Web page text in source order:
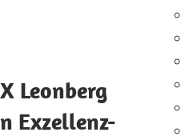
Leonberg
Exzellenz-